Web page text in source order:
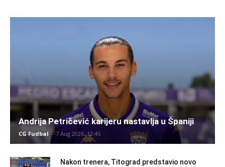
Andrija Petričević karijeru nastavlja u Španiji
CG Fudbal - 7 Aug 2026. 12:45
Nakon trenera, Titograd predstavio novo